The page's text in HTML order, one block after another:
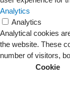
Analytics
Analytics
Analytical cookies
the website. These
number of visitors,
Cookie